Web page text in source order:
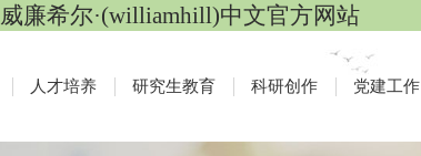
威廉希尔·(williamhill)中文官方网站
人才培养 研究生教育 科研创作 党建工作